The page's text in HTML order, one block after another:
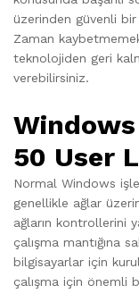
üzerinden güvenli bir
Zaman
teknolojiden geri
verebilirsiniz.
Windows
50 User
Normal Windows
genellikle ağlar
ağların kontrollerini
çalışma mantığına
bilgisayarlar için
çalışma için önemli